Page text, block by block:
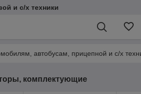
и с/х техники
автобусам, прицепной и с/х
комплектующие